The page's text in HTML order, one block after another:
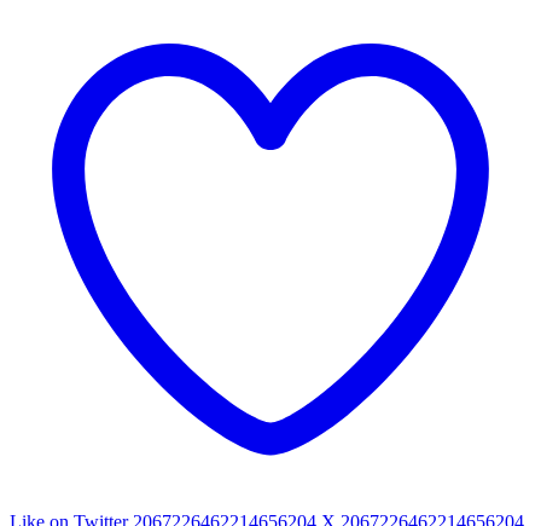
Like on Twitter 2067226462214656204 X 2067226462214656204